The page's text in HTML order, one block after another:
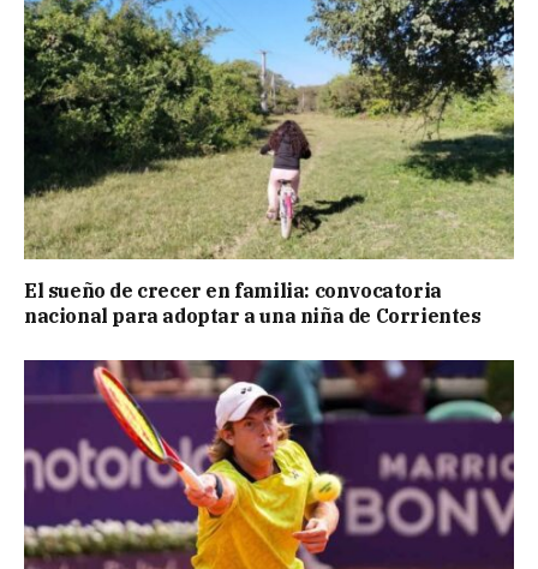
El sueño de crecer en familia: convocatoria
nacional para adoptar a una niña de Corrientes